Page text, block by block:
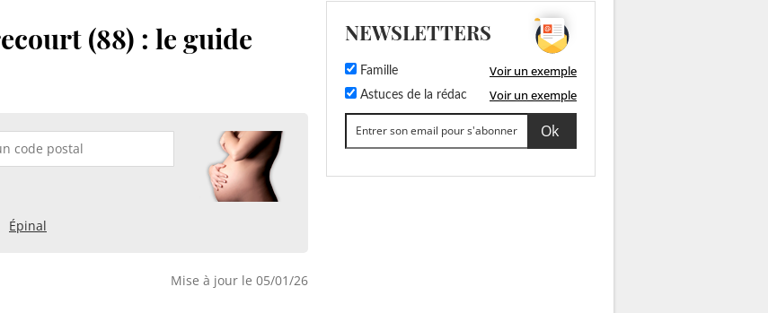
(88) : le guide
Épinal
Mise à jour le 05/01/26
NEWSLETTERS
Famille Voir un exemple
Astuces de la rédac Voir un exemple